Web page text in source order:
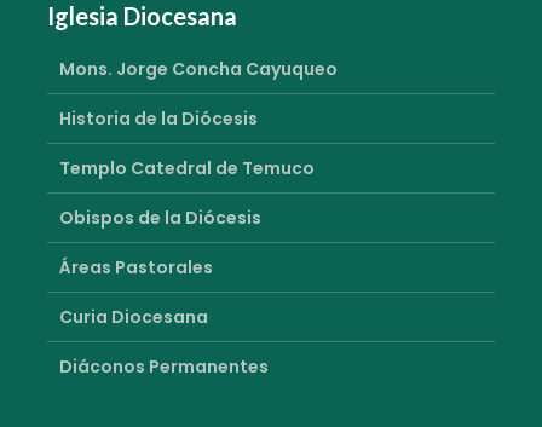
Iglesia Diocesana
Mons. Jorge Concha Cayuqueo
Historia de la Diócesis
Templo Catedral de Temuco
Obispos de la Diócesis
Áreas Pastorales
Curia Diocesana
Diáconos Permanentes